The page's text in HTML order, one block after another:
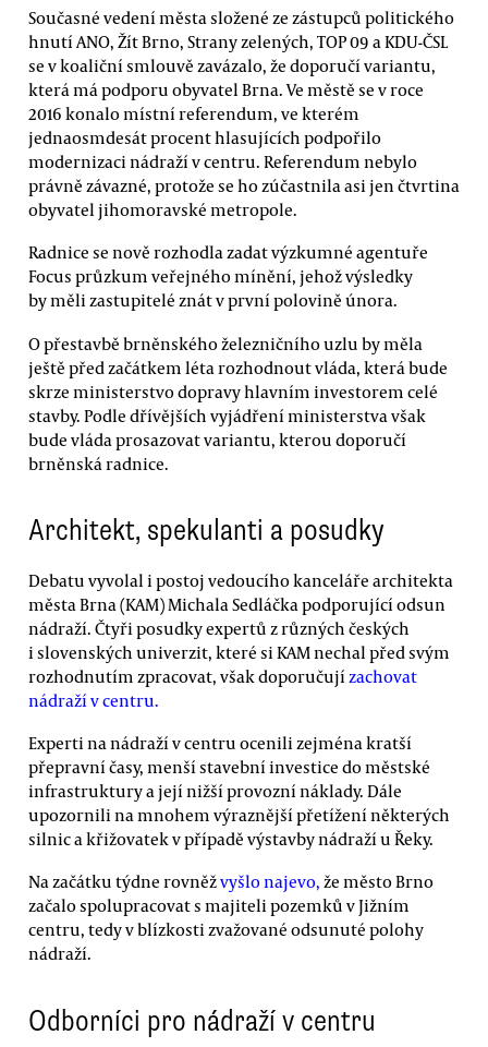
Současné vedení města složené ze zástupců politického
hnutí ANO, Žít Brno, Strany zelených, TOP 09 a KDU-ČSL
se v koaliční smlouvě zavázalo, že doporučí variantu,
která má podporu obyvatel Brna. Ve městě se v roce
2016 konalo místní referendum, ve kterém
jednaosmdesát procent hlasujících podpořilo
modernizaci nádraží v centru. Referendum nebylo
právně závazné, protože se ho zúčastnila asi jen čtvrtina
obyvatel jihomoravské metropole.
Radnice se nově rozhodla zadat výzkumné agentuře
Focus průzkum veřejného mínění, jehož výsledky
by měli zastupitelé znát v první polovině února.
O přestavbě brněnského železničního uzlu by měla
ještě před začátkem léta rozhodnout vláda, která bude
skrze ministerstvo dopravy hlavním investorem celé
stavby. Podle dřívějších vyjádření ministerstva však
bude vláda prosazovat variantu, kterou doporučí
brněnská radnice.
Architekt, spekulanti a posudky
Debatu vyvolal i postoj vedoucího kanceláře architekta
města Brna (KAM) Michala Sedláčka podporující odsun
nádraží. Čtyři posudky expertů z různých českých
i slovenských univerzit, které si KAM nechal před svým
rozhodnutím zpracovat, však doporučují zachovat
nádraží v centru.
Experti na nádraží v centru ocenili zejména kratší
přepravní časy, menší stavební investice do městské
infrastruktury a její nižší provozní náklady. Dále
upozornili na mnohem výraznější přetížení některých
silnic a křižovatek v případě výstavby nádraží u Řeky.
Na začátku týdne rovněžvyšlo najevo, že město Brno
začalo spolupracovat s majiteli pozemků v Jižním
centru, tedy v blízkosti zvažované odsunuté polohy
nádraží.
Odborníci pro nádraží v centru